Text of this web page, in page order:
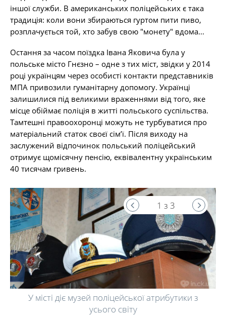
іншої служби. В американських поліцейських є така
традиція: коли вони збираються гуртом пити пиво,
розплачується той, хто забув свою "монету" вдома...
Остання за часом поїздка Івана Яковича була у
польське місто Гнєзно – одне з тих міст, звідки у 2014
році українцям через особисті контакти представників
МПА привозили гуманітарну допомогу. Українці
залишилися під великими враженнями від того, яке
місце обіймає поліція в житті польського суспільства.
Тамтешні правоохоронці можуть не турбуватися про
матеріальний статок своєї сім’ї. Після виходу на
заслужений відпочинок польський поліцейський
отримує щомісячну пенсію, еквівалентну українським
40 тисячам гривень.
У місті діє музей поліцейської атрибутики з
усього світу
1 з 3